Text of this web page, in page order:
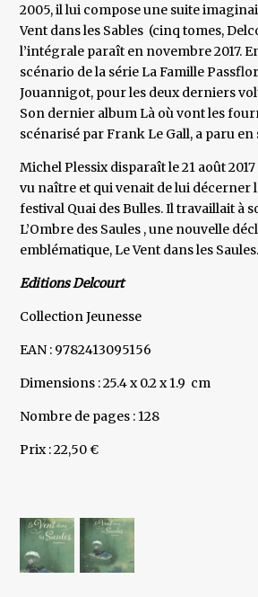
2005, il lui compose une suite
Vent dans les Sables (cinq tomes,
l’intégrale paraît en novembre 2017.
scénario de la série La Famille
Jouannigot, pour les deux derniers
Son dernier album Là où vont les
scénarisé par Frank Le Gall, a paru en
Michel Plessix disparaît le 21 août
vu naître et qui venait de lui décerner
festival Quai des Bulles. Il travaillait à
L’Ombre des Saules , une nouvelle
emblématique, Le Vent dans les Saules.
Editions Delcourt
Collection Jeunesse
EAN : 9782413095156
Dimensions : 25.4 x 0.2 x 1.9 cm
Nombre de pages : 128
Prix : 22,50 €